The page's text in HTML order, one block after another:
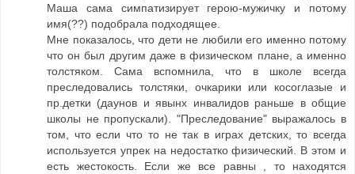
Маша сама симпатизирует герою-мужичку и потому
имя(??) подобрала подходящее.
Мне показалось, что дети не любили его именно потому
что он был другим даже в физическом плане, а именно
толстяком. Сама вспомнила, что в школе всегда
преследовались толстяки, очкарики или косоглазые и
пр.детки (даунов и явынх инвалидов раньше в общие
школы не пропускали). "Преследование" выражалось в
том, что если что то не так в играх детских, то всегда
используется упрек на недостатко физический. В этом и
есть жестокость. Если же все равны , то находятся